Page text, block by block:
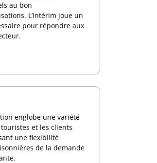
au bon
L’intérim joue un
pour répondre aux
englobe une variété
et les clients
une flexibilité
de la demande